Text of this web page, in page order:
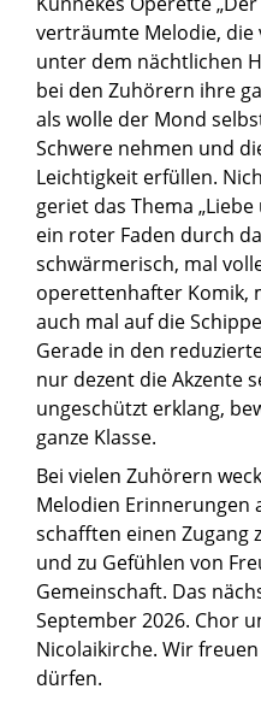
verträumte Melodie, die
unter dem nächtlichen
bei den Zuhörern ihre
als wolle der Mond
Schwere nehmen und
Leichtigkeit erfüllen.
geriet das Thema
ein roter Faden durch
schwärmerisch, mal
operettenhafter Komik,
auch mal auf die
Gerade in den
nur dezent die Akzente
ungeschützt erklang,
ganze Klasse.
Bei vielen Zuhörern
Melodien Erinnerungen
schafften einen Zugang
und zu Gefühlen von
Gemeinschaft. Das
September 2026. Chor
Nicolaikirche. Wir
dürfen.